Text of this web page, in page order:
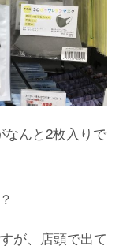
んと2枚入りで
が、店頭で出て